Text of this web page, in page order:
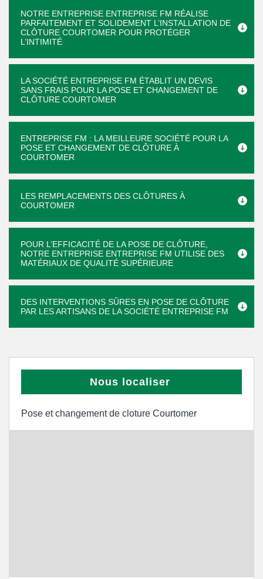
NOTRE ENTREPRISE ENTREPRISE FM RÉALISE
PARFAITEMENT ET SOLIDEMENT L’INSTALLATION DE
CLÔTURE COURTOMER POUR PROTÉGER
L’INTIMITÉ
LA SOCIÉTÉ ENTREPRISE FM ÉTABLIT UN DEVIS
SANS FRAIS POUR LA POSE ET CHANGEMENT DE
CLÔTURE COURTOMER
ENTREPRISE FM : LA MEILLEURE SOCIÉTÉ POUR LA
POSE ET CHANGEMENT DE CLÔTURE À
COURTOMER
LES REMPLACEMENTS DES CLÔTURES À
COURTOMER
POUR L’EFFICACITÉ DE LA POSE DE CLÔTURE,
NOTRE ENTREPRISE ENTREPRISE FM UTILISE DES
MATÉRIAUX DE QUALITÉ SUPÉRIEURE
DES INTERVENTIONS SÛRES EN POSE DE CLÔTURE
PAR LES ARTISANS DE LA SOCIÉTÉ ENTREPRISE FM
Nous localiser
Pose et changement de cloture Courtomer